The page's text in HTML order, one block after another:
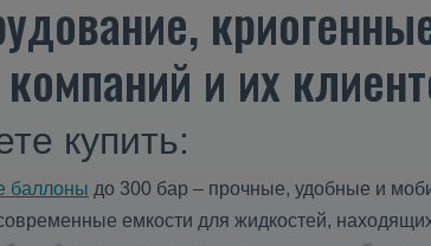
и их
купить:
баллоны до 300 бар – прочные, удобные и
емкости для жидкостей,